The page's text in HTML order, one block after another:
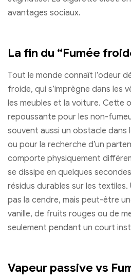
avantages sociaux.
La fin du “Fumée
Tout le monde connaît l’odeur
froide, qui s’imprègne dans les
les meubles et la voiture. Cette
repoussante pour les non-
souvent aussi un obstacle dans
ou pour la recherche d’un
comporte physiquement
se dissipe en quelques
résidus durables sur les
pas la cendre, mais peut-être
vanille, de fruits rouges ou de
seulement pendant un court
Vapeur passive vs